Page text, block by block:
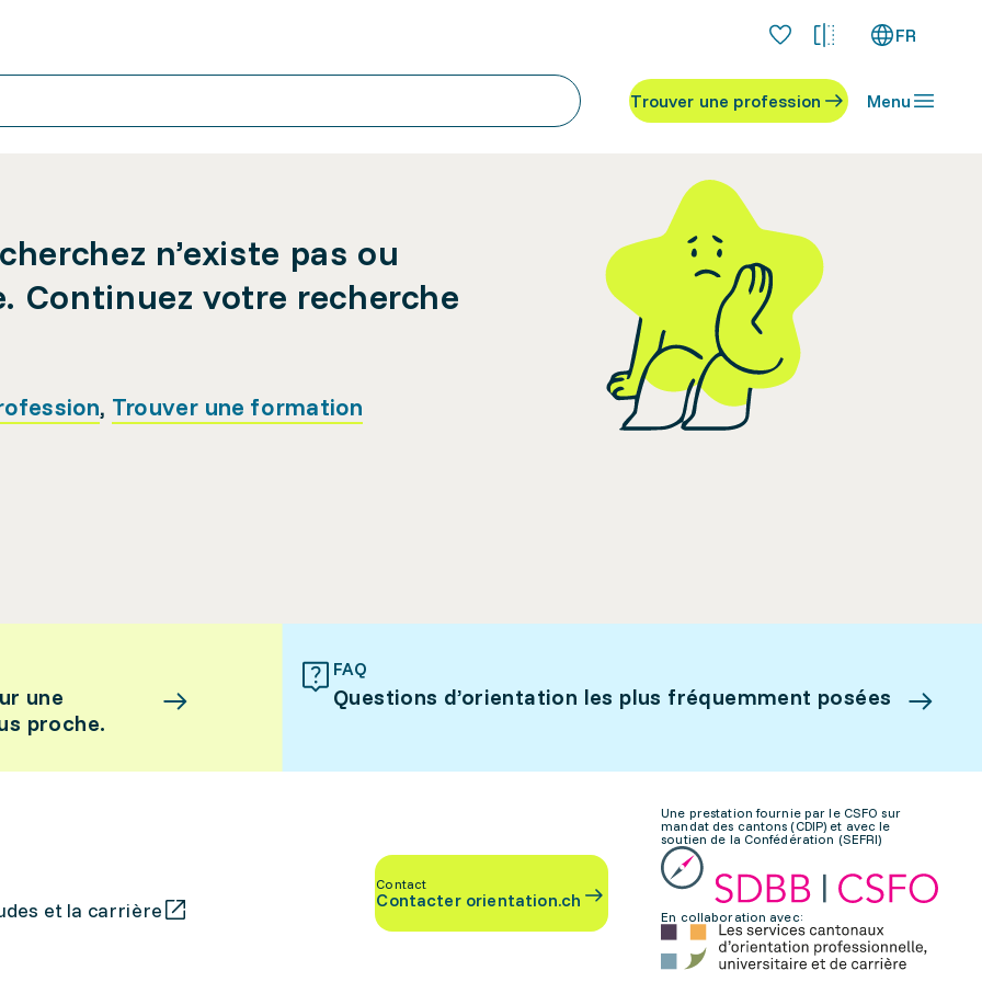
FR
Trouver une profession Menu
n’existe pas ou
Continuez votre recherche
, Trouver une formation
une
proche.
FAQ
Questions d’orientation les plus fréquemment posées
et la carrière
Contact
Contacter orientation.ch
Une prestation fournie par le CSFO sur
mandat des cantons (CDIP) et avec le
soutien de la Confédération (SEFRI)
En collaboration avec: